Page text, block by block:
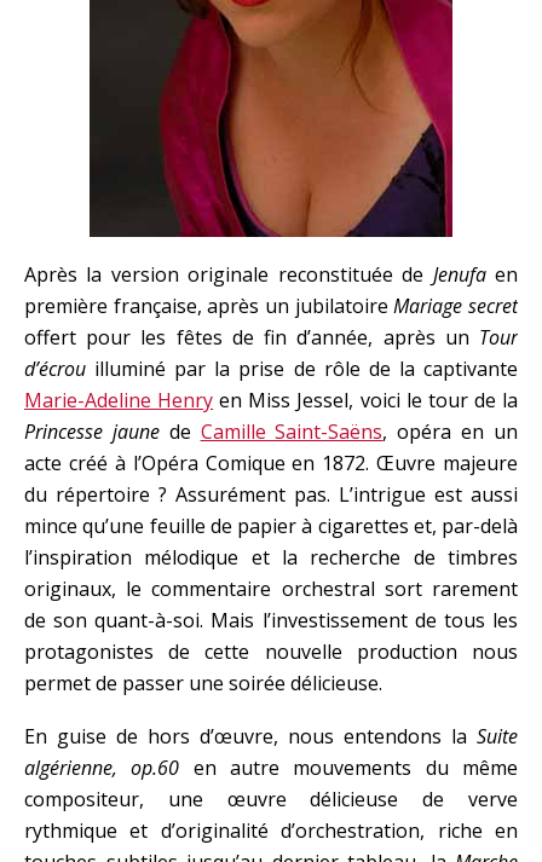
Après la version originale reconstituée de Jenufaen
première française, après un jubilatoireMariage secret
offert pour les fêtes de fin d’année, après un Tour
d’écrou illuminé par la prise de rôle de la captivante
Marie-Adeline Henry en Miss Jessel, voici le tour de la
Princesse jaunede Camille Saint-Saëns, opéra en un
acte créé à l’Opéra Comique en 1872. Œuvre majeure
du répertoire ? Assurément pas. L’intrigue est aussi
mince qu’une feuille de papier à cigarettes et, par-delà
l’inspiration mélodique et la recherche de timbres
originaux, le commentaire orchestral sort rarement
de son quant-à-soi. Mais l’investissement de tous les
protagonistes de cette nouvelle production nous
permet de passer une soirée délicieuse.
En guise de hors d’œuvre, nous entendons la Suite
algérienne, op.60 en autre mouvements du même
compositeur, une œuvre délicieuse de verve
rythmique et d’originalité d’orchestration, riche en